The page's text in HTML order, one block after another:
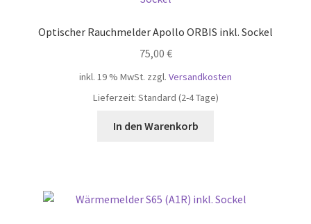
Optischer Rauchmelder Apollo ORBIS inkl. Sockel
75,00 €
inkl. 19 % MwSt. zzgl. Versandkosten
Lieferzeit: Standard (2-4 Tage)
In den Warenkorb